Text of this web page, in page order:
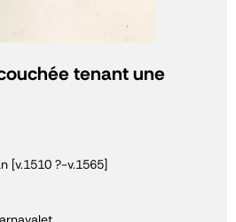
tenant une
[v.1510 ?-v.1565]